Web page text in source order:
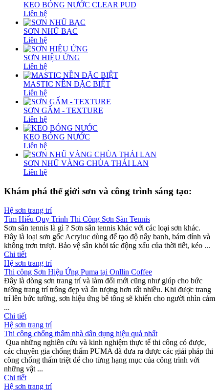
KEO BÓNG NƯỚC CLEAR PUD
Liên hệ
SƠN NHŨ BẠC
Liên hệ
SƠN HIỆU ỨNG
Liên hệ
MASTIC NỀN ĐẶC BIỆT
Liên hệ
SƠN GẤM - TEXTURE
Liên hệ
KEO BÓNG NƯỚC
Liên hệ
SƠN NHŨ VÀNG CHÙA THÁI LAN
Liên hệ
Khám phá thế giới sơn và công trình sáng tạo:
Tìm Hiểu Quy Trình Thi Công Sơn Sàn Tennis
Sơn sân tennis là gì ? Sơn sân tennis khác với các loại sơn khác.
Đây là loại sơn gốc Acryluc dùng để tạo độ nẩy banh, bám dính và
không trơn trượt. Bảo vệ sân khỏi tác động xấu của thời tiết, kéo ...
Chi tiết
Thi công Sơn Hiệu Ứng Puma tại Onllin Coffee
Đây là dòng sơn trang trí và làm đổi mới cũng như giúp cho bức
tường trang trí trông đẹp và ấn tượng hơn rất nhiều. Khi được trang
trí lên bức tường, sơn hiệu ứng bê tông sẽ khiến cho người nhìn cảm
...
Chi tiết
Thi công chống thấm nhà dân dụng hiệu quả nhất
Qua những nghiên cứu và kinh nghiệm thực tế thi công có được,
các chuyên gia chống thấm PUMA đã đưa ra được các giải pháp thi
công chống thấm triệt để cho từng hạng mục của công trình với
những vật ...
Chi tiết